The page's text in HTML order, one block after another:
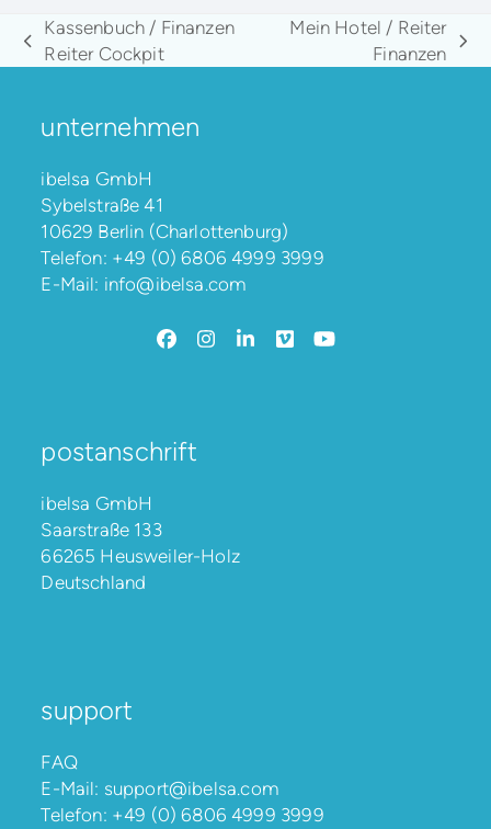
vorheriger
Kassenbuch / Finanzen
Reiter Cockpit
Mein Hotel / Reiter
Finanzen
unternehmen
ibelsa GmbH
Sybelstraße 41
10629 Berlin (Charlottenburg)
Telefon: +49 (0) 6806 4999 3999
E-Mail: info@ibelsa.com
Facebook
Instagram
LinkedIn
VimeoYouTube
postanschrift
ibelsa GmbH
Saarstraße 133
66265 Heusweiler-Holz
Deutschland
support
FAQ
E-Mail: support@ibelsa.com
Telefon: +49 (0) 6806 4999 3999